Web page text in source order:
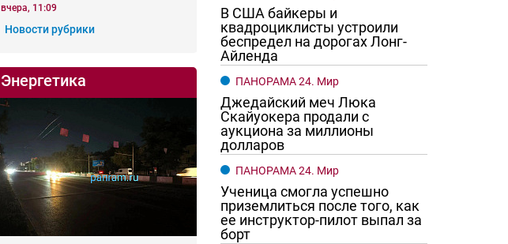
вчера, 11:09
Новости рубрики
Энергетика
В США байкеры и
квадроциклисты устроили
беспредел на дорогах Лонг-
Айленда
ПАНОРАМА 24. Мир
Джедайский меч Люка
Скайуокера продали с
аукциона за миллионы
долларов
ПАНОРАМА 24. Мир
Ученица смогла успешно
приземлиться после того, как
ее инструктор-пилот выпал за
борт